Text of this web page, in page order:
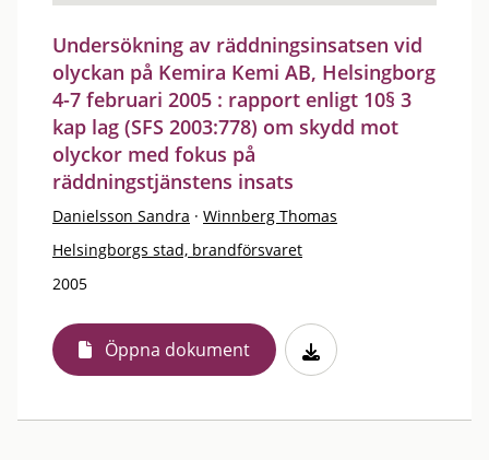
Undersökning av räddningsinsatsen vid
olyckan på Kemira Kemi AB, Helsingborg
4-7 februari 2005 : rapport enligt 10§ 3
kap lag (SFS 2003:778) om skydd mot
olyckor med fokus på
räddningstjänstens insats
Danielsson Sandra · Winnberg Thomas
Helsingborgs stad, brandförsvaret
2005
Öppna dokument